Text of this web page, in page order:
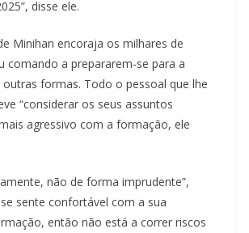
disse ele.
Minihan encoraja os milhares de
comando a prepararem-se para a
outras formas. Todo o pessoal que lhe
“considerar os seus assuntos
agressivo com a formação, ele
não de forma imprudente”,
se sente confortável com a sua
então não está a correr riscos